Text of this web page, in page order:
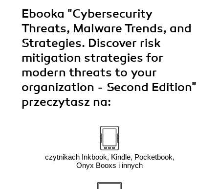
Ebooka "Cybersecurity
Threats, Malware Trends, and
Strategies. Discover risk
mitigation strategies for
modern threats to your
organization - Second Edition"
przeczytasz na:
czytnikach Inkbook, Kindle, Pocketbook,
Onyx Booxs i innych